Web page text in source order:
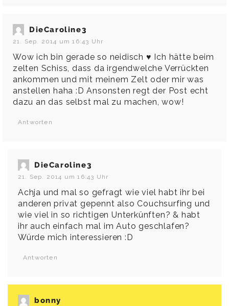
DieCaroline3
21. Sep. 2014 um 16:43 Uhr
Wow ich bin gerade so neidisch ♥ Ich hätte beim
zelten Schiss, dass da irgendwelche Verrückten
ankommen und mit meinem Zelt oder mir was
anstellen haha :D Ansonsten regt der Post echt
dazu an das selbst mal zu machen, wow!
Antworten
DieCaroline3
21. Sep. 2014 um 16:43 Uhr
Achja und mal so gefragt wie viel habt ihr bei
anderen privat gepennt also Couchsurfing und
wie viel in so richtigen Unterkünften? & habt
ihr auch einfach mal im Auto geschlafen?
Würde mich interessieren :D
Antworten
bonny